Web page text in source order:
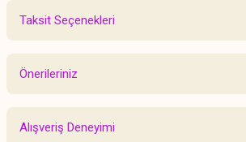
Taksit Seçenekleri
Önerileriniz
Bu ürünün fiyat bilgisi, resim, ürün
yetersiz gördüğünüz noktaları öneri formunu
Alışveriş Deneyimi